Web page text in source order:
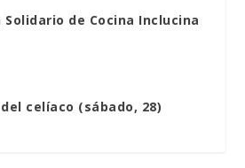
de Cocina Inclucina
del celíaco (sábado, 28)